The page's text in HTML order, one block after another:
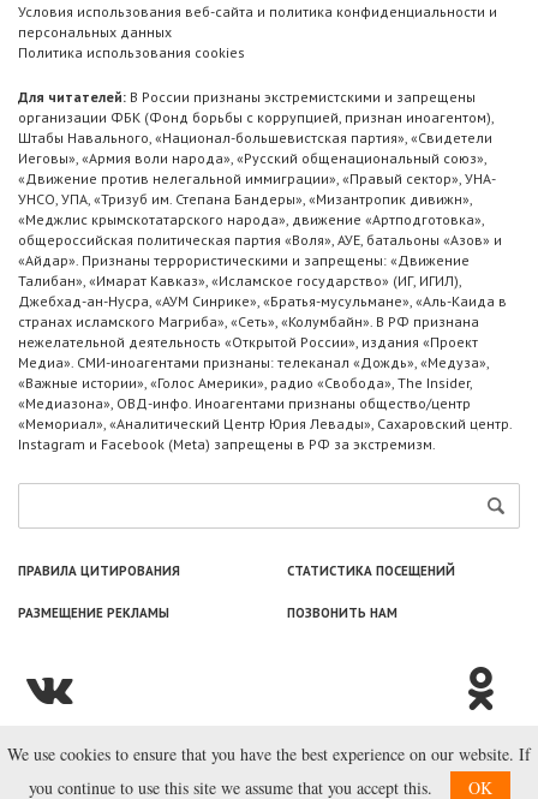
Условия использования веб-сайта и политика конфиденциальности и
персональных данных
Политика использования cookies
Для читателей: В России признаны экстремистскими и запрещены
организации ФБК (Фонд борьбы с коррупцией, признан иноагентом),
Штабы Навального, «Национал-большевистская партия», «Свидетели
Иеговы», «Армия воли народа», «Русский общенациональный союз»,
«Движение против нелегальной иммиграции», «Правый сектор», УНА-
УНСО, УПА, «Тризуб им. Степана Бандеры», «Мизантропик дивижн»,
«Меджлис крымскотатарского народа», движение «Артподготовка»,
общероссийская политическая партия «Воля», АУЕ, батальоны «Азов» и
«Айдар». Признаны террористическими и запрещены: «Движение
Талибан», «Имарат Кавказ», «Исламское государство» (ИГ, ИГИЛ),
Джебхад-ан-Нусра, «АУМ Синрике», «Братья-мусульмане», «Аль-Каида в
странах исламского Магриба», «Сеть», «Колумбайн». В РФ признана
нежелательной деятельность «Открытой России», издания «Проект
Медиа». СМИ-иноагентами признаны: телеканал «Дождь», «Медуза»,
«Важные истории», «Голос Америки», радио «Свобода», The Insider,
«Медиазона», ОВД-инфо. Иноагентами признаны общество/центр
«Мемориал», «Аналитический Центр Юрия Левады», Сахаровский центр.
Instagram и Facebook (Metа) запрещены в РФ за экстремизм.
ПРАВИЛА ЦИТИРОВАНИЯ СТАТИСТИКА ПОСЕЩЕНИЙ
РАЗМЕЩЕНИЕ РЕКЛАМЫ ПОЗВОНИТЬ НАМ
© ООО «Лаборатория Новоcтей», 2003—2026.
We use cookies to ensure that you have the best experience on our website. If
you continue to use this site we assume that you accept this.
OK